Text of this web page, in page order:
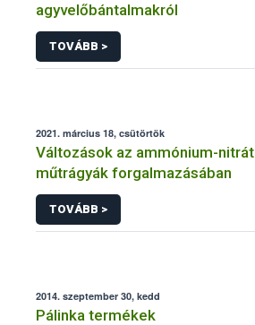
agyvelőbántalmakról
TOVÁBB >
2021. március 18, csütörtök
Változások az ammónium-
műtrágyák forgalmazásában
TOVÁBB >
2014. szeptember 30, kedd
Pálinka termékek